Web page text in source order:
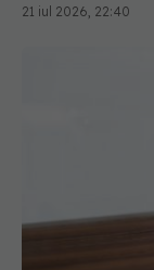
21 iul 2026, 22:40